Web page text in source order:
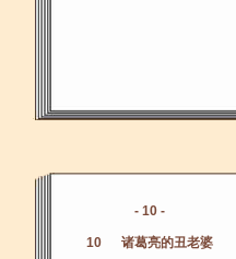
- 10 -
10 诸葛亮的丑老婆